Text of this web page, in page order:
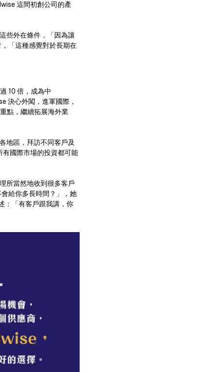
這間初創公司的產
些外在條件，「因為讓
「這種感覺對於長期在
10 倍，成為中
決心外闖，進軍國際，
點，繼續拓展海外業
地區，拜訪不同客戶及
有國際市場的投資都可能
所當然地收到很多客戶
給你多長時間？」，她
：「有客戶跟我講，你